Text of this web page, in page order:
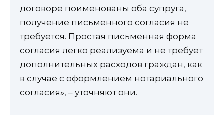
договоре поименованы оба супруга,
получение письменного согласия не
требуется. Простая письменная форма
согласия легко реализуема и не требует
дополнительных расходов граждан, как
в случае с оформлением нотариального
согласия», – уточняют они.